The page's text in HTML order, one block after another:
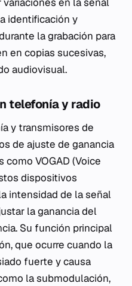
identificación y
la grabación para
en copias sucesivas,
audiovisual.
telefonía y radio
y transmisores de
de ajuste de ganancia
VOGAD (Voice
dispositivos
intensidad de la señal
la ganancia del
Su función principal
que ocurre cuando la
fuerte y causa
la submodulación,